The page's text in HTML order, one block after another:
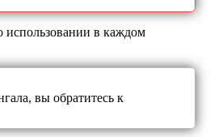
использовании в каждом
вы обратитесь к